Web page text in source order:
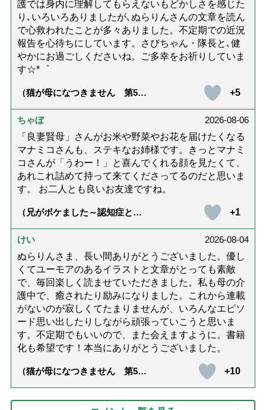
護では身内に理解してもらえないもどかしさを感じた
り､いろいろありましたが､ぬらりんさんの文章を読ん
で心救われたことが多々ありました。不定期での近況
報告を心待ちにしています。さびちゃん・隊長と､健
やかにお過ごしくださいね。ご多幸をお祈りしていま
す☆*゜
（猫が母になつきません 第500
+5
ちゃぼ
2026-08-06
「良妻賢母」さんがお米や野菜やお花を届けたくなる
マナミコさんも、ステキなお姉様です。きっとマナミ
コさんが「うわー！」と喜んでくれる顔を見たくて、
あれこれ詰めて持って来てくださってるのだと思いま
す。 お二人とも良いお友達ですね。
（兄がボケました～認知症と介
達』が届きました」）
+1
けい
2026-08-04
ぬらりんさま、長い間ありがとうございました。優し
くてユーモアのあるイラストと文章がとっても素敵
で、毎回楽しく読ませていただきました。私も母の介
護中で、癒されたり励みになりました。これから連載
がないのが寂しくてたまりませんが、いろんなエピソ
ード思い出したりしながら頑張っていこうと思いま
す。不定期でもいいので、また会えますように。書籍
化も希望です！本当にありがとうございました。
（猫が母になつきません 第500
+10